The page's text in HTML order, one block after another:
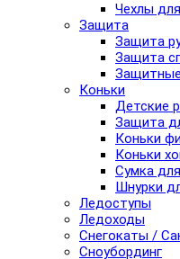
Чехлы
Защита
Защита
Защита
Коньки
Детские
Защита
Коньки
Коньки
Сумка
Шнурки
Ледоступы
Ледоходы
Снегокаты /
Сноубординг